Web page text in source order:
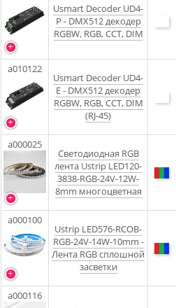
Usmart Decoder UD4-
P - DMX512 декодер
RGBW, RGB, ССT, DIM
a010122
Usmart Decoder UD4-
E - DMX512 декодер
RGBW, RGB, ССT, DIM
(RJ-45)
a000025
Светодиодная RGB
лента Ustrip LED120-
3838-RGB-24V-12W-
8mm многоцветная
a000100
Ustrip LED576-RCOB-
RGB-24V-14W-10mm -
Лента RGB сплошной
засветки
a000116